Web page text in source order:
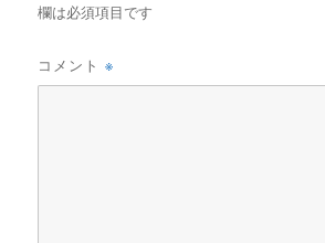
欄は必須項目です
コメント※